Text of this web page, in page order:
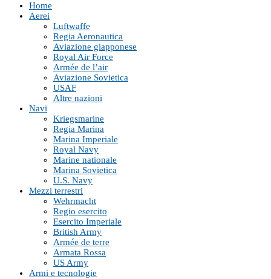
Home
Aerei
Luftwaffe
Regia Aeronautica
Aviazione giapponese
Royal Air Force
Armée de l’air
Aviazione Sovietica
USAF
Altre nazioni
Navi
Kriegsmarine
Regia Marina
Marina Imperiale
Royal Navy
Marine nationale
Marina Sovietica
U.S. Navy
Mezzi terrestri
Wehrmacht
Regio esercito
Esercito Imperiale
British Army
Armée de terre
Armata Rossa
US Army
Armi e tecnologie